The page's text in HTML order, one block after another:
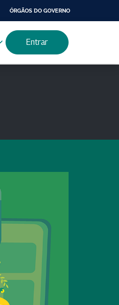
ÓRGÃOS DO GOVERNO
Entrar